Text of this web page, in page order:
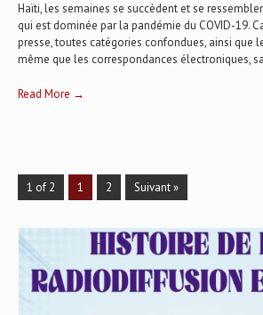
Haïti, les semaines se succèdent et se
qui est dominée par la pandémie du COVID-19.
presse, toutes catégories confondues, ainsi que
même que les correspondances électroniques,
Read More →
1 of 2 1 2 Suivant »